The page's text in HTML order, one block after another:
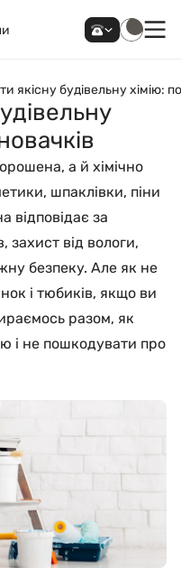
якісну будівельну хімію:
а й хімічно
шпаклівки, піни
відповідає за
захист від вологи,
безпеку. Але як не
і тюбиків, якщо ви
разом, як
і не пошкодувати про